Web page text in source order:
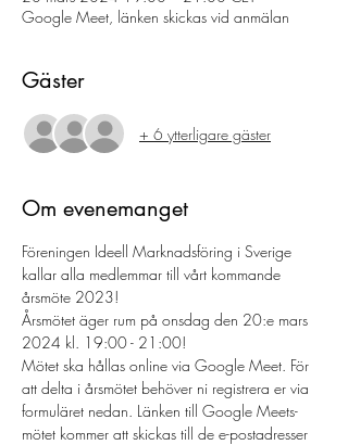
Google Meet, länken skickas vid anmälan
Gäster
+ 6 ytterligare gäster
Om evenemanget
Föreningen Ideell Marknadsföring i Sverige
kallar alla medlemmar till vårt kommande
årsmöte 2023!
Årsmötet äger rum på onsdag den 20:e mars
2024 kl. 19:00 - 21:00!
Mötet ska hållas online via Google Meet. För
att delta i årsmötet behöver ni registrera er via
formuläret nedan. Länken till Google Meets-
mötet kommer att skickas till de e-postadresser